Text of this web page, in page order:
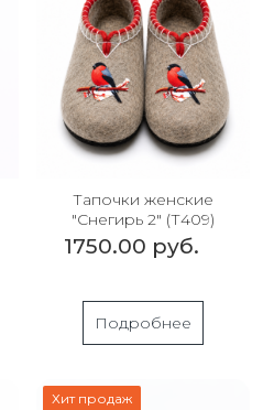
Тапочки женские
"Снегирь 2" (Т409)
1750.00 руб.
Подробнее
Хит продаж